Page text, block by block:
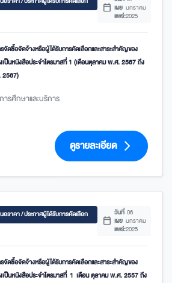
calendar_today เผย
แพร่:
มกราคม
2025
จัดซื้อจัดจ้างหรือผู้ได้รับการคัดเลือกและสาระสำคัญของ
นหนังสือประจำไตรมาสที่ 1 (เดือนตุลาคม พ.ศ. 2567 ถึง
2567)
รศึกษาและบริการ
ดูรายละเอียด arrow_forward_ios
อราคา / ประกาศผู้ได้รับการคัดเลือก
calendar_today
วันที่
เผย
แพร่:
06
มกราคม
2025
จัดซื้อจัดจ้างหรือผู้ได้รับการคัดเลือกและสาระสำคัญของ
นหนังสือประจำไตรมาสที่ 1 เดือน ตุลาคม พ.ศ. 2557 ถึง